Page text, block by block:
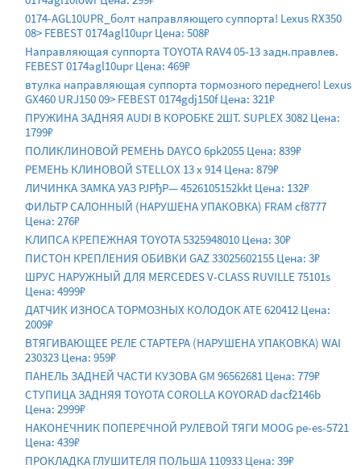
0174-AGL10UPR_болт направляющего суппорта! Lexus RX350
08> FEBEST 0174agl10upr Цена: 508₽
Направляющая суппорта TOYOTA RAV4 05-13 задн.правлев.
FEBEST 0174agl10upr Цена: 469₽
втулка направляющая суппорта тормозного переднего! Lexus
GX460 URJ150 09> FEBEST 0174gdj150f Цена: 321₽
ПРУЖИНА ЗАДНЯЯ AUDI В КОРОБКЕ 2ШТ. SUPLEX 3082 Цена:
1799₽
ПОЛИКЛИНОВОЙ РЕМЕНЬ DAYCO 6pk2055 Цена: 839₽
РЕМЕНЬ КЛИНОВОЙ STELLOX 13 x 914 Цена: 879₽
ЛИЧИНКА ЗАМКА УАЗ РЈРђР— 4526105152kkt Цена: 132₽
ФИЛЬТР САЛОННЫЙ (НАРУШЕНА УПАКОВКА) FRAM cf8777
Цена: 276₽
КЛИПСА КРЕПЕЖНАЯ TOYOTA 5325948010 Цена: 30₽
ПИСТОН КРЕПЛЕНИЯ ОБИВКИ GAZ 33025602155 Цена: 3₽
ШРУС НАРУЖНЫЙ ДЛЯ MERCEDES V-CLASS RUVILLE 75101s
Цена: 4999₽
ДАТЧИК ИЗНОСА ТОРМОЗНЫХ КОЛОДОК ATE 620412 Цена:
2009₽
ВТЯГИВАЮЩЕЕ РЕЛЕ СТАРТЕРА (НАРУШЕНА УПАКОВКА) WAI
230323 Цена: 959₽
ПАНЕЛЬ ЗАДНЕЙ ЧАСТИ КУЗОВА GM 96562681 Цена: 779₽
СТУПИЦА ЗАДНЯЯ TOYOTA COROLLA KOYORAD dacf2146b
Цена: 2999₽
НАКОНЕЧНИК ПОПЕРЕЧНОЙ РУЛЕВОЙ ТЯГИ MOOG pe-es-5721
Цена: 439₽
ПРОКЛАДКА ГЛУШИТЕЛЯ ПОЛЬША 110933 Цена: 39₽